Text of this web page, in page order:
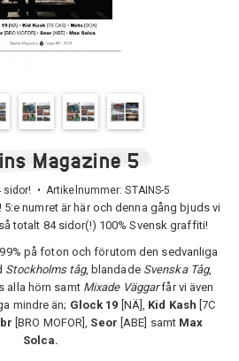
Magazine 5
sidor! • Artikelnummer:STAINS-5
numret är här och denna gång bjuds vi
totalt 84 sidor(!) 100% Svensk graffiti!
på foton och förutom den sedvanliga
Stockholms tåg, blandade Svenska Tåg,
alla hörn samt Mixade Väggarfår vi även
mindre än; Glock 19 [NÄ], Kid Kash [7C
[BRO MOFOR], Seor [ABE] samt Max
Solca.